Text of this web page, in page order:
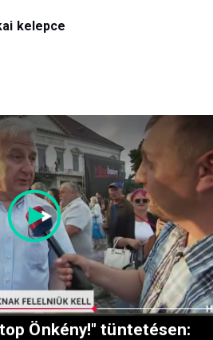
kelepce
Önkény!" tüntetésen: